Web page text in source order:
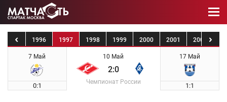
1995 1996 1997 1998 1999 2000 2001 2002
7 Май
0:1
10 Май
2:0
Чемпионат России
17 Май
1:1